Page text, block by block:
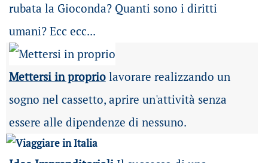
rubata la Gioconda? Quanti sono i diritti
umani? Ecc ecc...
Mettersi in propriolavorare realizzando un
sogno nel cassetto, aprire un'attività senza
essere alle dipendenze di nessuno.